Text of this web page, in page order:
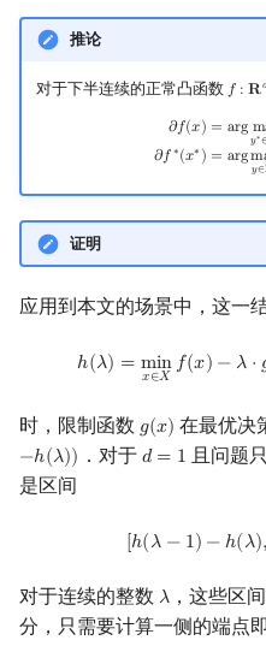
推论
对于下半连续的正常凸函数 𝑓 : 𝐑
f: R d
𝜕𝑓(𝑥) = arg m
𝑦∗∈
𝜕𝑓 ∗(𝑥∗ ) = argm
𝑦∈
Rdx⋅y∗− f∗(y
证明
应用到本文的场景中，这一
ℎ(𝜆) = min
𝑥∈𝑋 𝑓(𝑥) − 𝜆 ⋅
h(λ =minx ∈Xf( x)− λ g
时，限制函数 𝑔(𝑥)
g(x) 在最优决
−ℎ(𝜆)) ．对于 𝑑 = 1
d =1
且问题
是区间
[ℎ(𝜆 − 1) − ℎ(𝜆),
[h (λ−1) −h (λ)
对于连续的整数 𝜆
λ ，这些区
分，只需要计算一侧的端点